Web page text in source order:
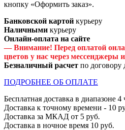
кнопку «Оформить заказ».
Банковской картой курьеру
Наличными курьеру
Онлайн-оплата на сайте
— Внимание! Перед оплатой
цветов у нас через мессенджеры
Безналичный расчет по договору
ПОДРОБНЕЕ ОБ ОПЛАТЕ
Бесплатная доставка в диапазоне 4
Доставка к точному времени - 10
Доставка за МКАД от 5 руб.
Доставка в ночное время 10 руб.